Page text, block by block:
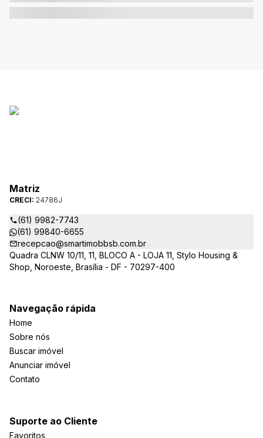
Matriz
CRECI: 24786J
(61) 9982-7743
(61) 99840-6655
recepcao@smartimobbsb.com.br
Quadra CLNW 10/11, 11, BLOCO A - LOJA 11, Stylo Housing &
Shop, Noroeste, Brasília - DF - 70297-400
Navegação rápida
Home
Sobre nós
Buscar imóvel
Anunciar imóvel
Contato
Suporte ao Cliente
Favoritos